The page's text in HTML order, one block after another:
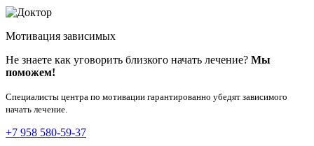
Мотивация зависимых
Не знаете как уговорить близкого начать лечение? Мы
поможем!
Специалисты центра по мотивации гарантированно убедят зависимого
начать лечение.
+7 958 580-59-37